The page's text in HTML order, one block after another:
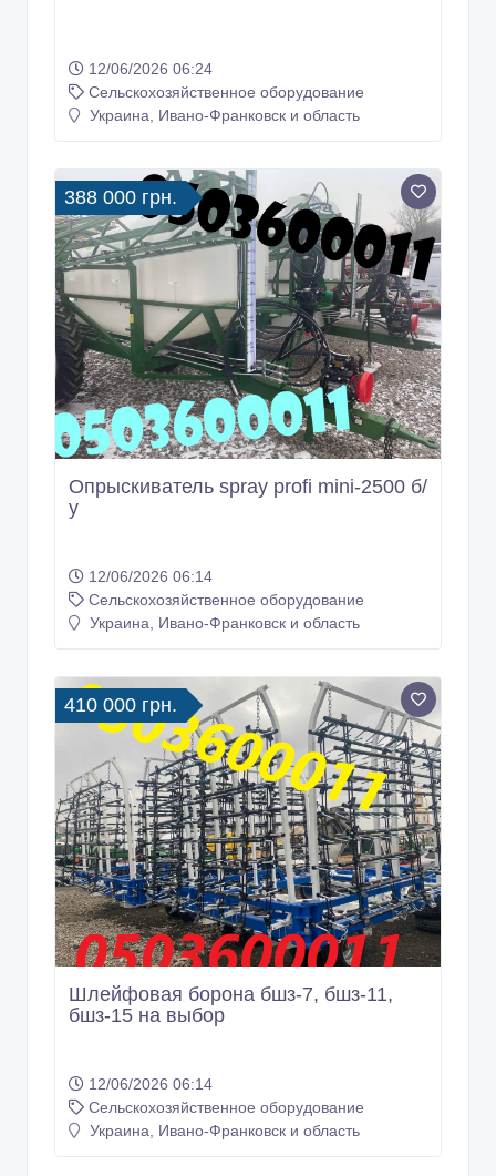
12/06/2026 06:24
Сельскохозяйственное оборудование
Украина, Ивано-Франковск и область
388 000 грн.
Опрыскиватель spray profi mini-2500 б/
у
12/06/2026 06:14
Сельскохозяйственное оборудование
Украина, Ивано-Франковск и область
410 000 грн.
Шлейфовая борона бшз-7, бшз-11,
бшз-15 на выбор
12/06/2026 06:14
Сельскохозяйственное оборудование
Украина, Ивано-Франковск и область